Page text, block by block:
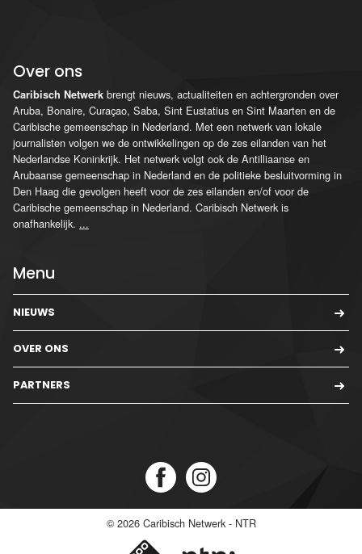
Over ons
Caribisch Netwerk brengt nieuws, actualiteiten en achtergronden over
Aruba, Bonaire, Curaçao, Saba, Sint Eustatius en Sint Maarten en de
Caribische gemeenschap in Nederland. Met een netwerk van lokale
journalisten volgen we de ontwikkelingen op de zes eilanden van het
Nederlandse Koninkrijk. Het netwerk volgt ook de Antilliaanse en
Arubaanse gemeenschap in Nederland en de politieke besluitvorming in
Den Haag die gevolgen heeft voor de zes eilanden en/of voor de
Caribische gemeenschap in Nederland. Caribisch Netwerk is
onafhankelijk. ...
Menu
NIEUWS
OVER ONS
PARTNERS
© 2026 Caribisch Netwerk - NTR